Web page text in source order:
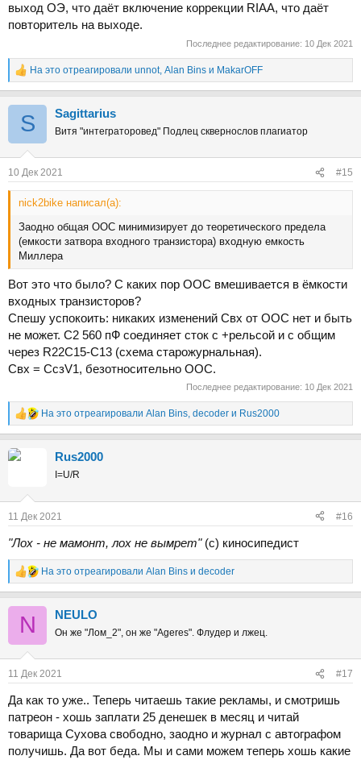
выход ОЭ, что даёт включение коррекции RIAA, что даёт
повторитель на выходе.
Последнее редактирование: 10 Дек 2021
Р
е
На это отреагировали unnot, Alan Bins и MakarOFF
S Sаgittarius
Витя "интеграторовед" Подлец сквернослов плагиатор
10 Дек 2021 #15
nick2bike написал(а):
Заодно общая ООС минимизирует до теоретического предела
(емкости затвора входного транзистора) входную емкость
Миллера
Вот это что было? С каких пор ООС вмешивается в ёмкости
входных транзисторов?
Спешу успокоить: никаких изменений Свх от ООС нет и быть
не может. С2 560 пФ соединяет сток с +рельсой и с общим
через R22C15-C13 (схема старожурнальная).
Свх = СсзV1, безотносительно ООС.
Последнее редактирование: 10 Дек 2021
Р
е
к
На это отреагировали Alan Bins, decoder и Rus2000
Rus2000
I=U/R
11 Дек 2021 #16
"Лох - не мамонт, лох не вымрет"(с) киносипедист
Р
е
На это отреагировали Alan Bins и decoder
N NEULO
Он же "Лом_2", он же "Ageres". Флудер и лжец.
11 Дек 2021 #17
Да как то уже.. Теперь читаешь такие рекламы, и смотришь
патреон - хошь заплати 25 денешек в месяц и читай
товарища Сухова свободно, заодно и журнал с автографом
получишь. Да вот беда. Мы и сами можем теперь хошь какие